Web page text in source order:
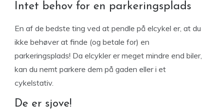
Intet behov for en parkeringsplads
En af de bedste ting ved at pendle på elcykel er, at du
ikke behøver at finde (og betale for) en
parkeringsplads! Da elcykler er meget mindre end biler,
kan du nemt parkere dem på gaden eller i et
cykelstativ.
De er sjove!